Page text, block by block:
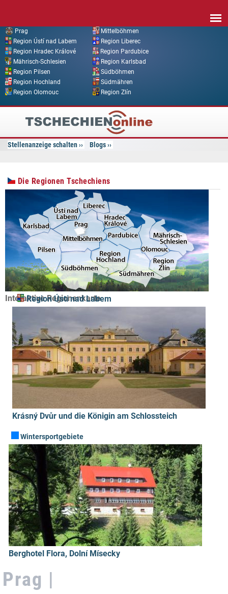
Prag
Mittelböhmen
Region Ústí nad Labem
Region Liberec
Region Hradec Králové
Region Pardubice
Mährisch-Schlesien
Region Karlsbad
Region Pilsen
Südböhmen
Region Hochland
Südmähren
Region Olomouc
Region Zlín
Tschechien
Online
Stellenanzeige schalten Blogs
Die Regionen Tschechiens
Interaktive Regionenkarte
Region Ústí nad Labem
Krásný Dvůr und die Königin am Schlossteich
Wintersportgebiete
Berghotel Flora, Dolní Mísecky
Prag |